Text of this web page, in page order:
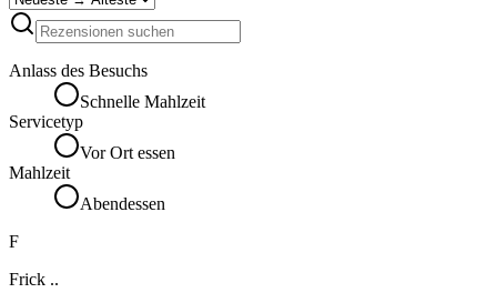
Anlass des Besuchs
Schnelle Mahlzeit
Servicetyp
Vor Ort essen
Mahlzeit
Abendessen
F
Frick ..